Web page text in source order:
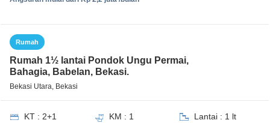
Rumah
Rumah 1½ lantai Pondok Ungu Permai,
Bahagia, Babelan, Bekasi.
Bekasi Utara, Bekasi
KT : 2+1 KM : 1
Lantai : 1 lt